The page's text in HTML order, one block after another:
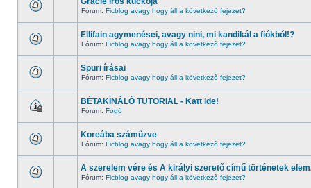
Fórum: Ficblog avagy hogy áll a következő fejezet?
Ellifain agymenései, avagy nini, mi kandikál a fiókból!?
Fórum: Ficblog avagy hogy áll a következő fejezet?
Spuri írásai
Fórum: Ficblog avagy hogy áll a következő fejezet?
BÉTAKÍNÁLÓ TUTORIAL - Katt ide!
Fórum: Fogó
Koreába száműzve
Fórum: Ficblog avagy hogy áll a következő fejezet?
A szerelem vére és A királyi szerető című történetek
Fórum: Ficblog avagy hogy áll a következő fejezet?